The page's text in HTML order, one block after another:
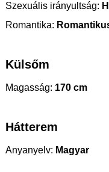
Szexuális irányultság:
Romantika:
Külsőm
Magasság: 170 cm
Hátterem
Anyanyelv: Magyar